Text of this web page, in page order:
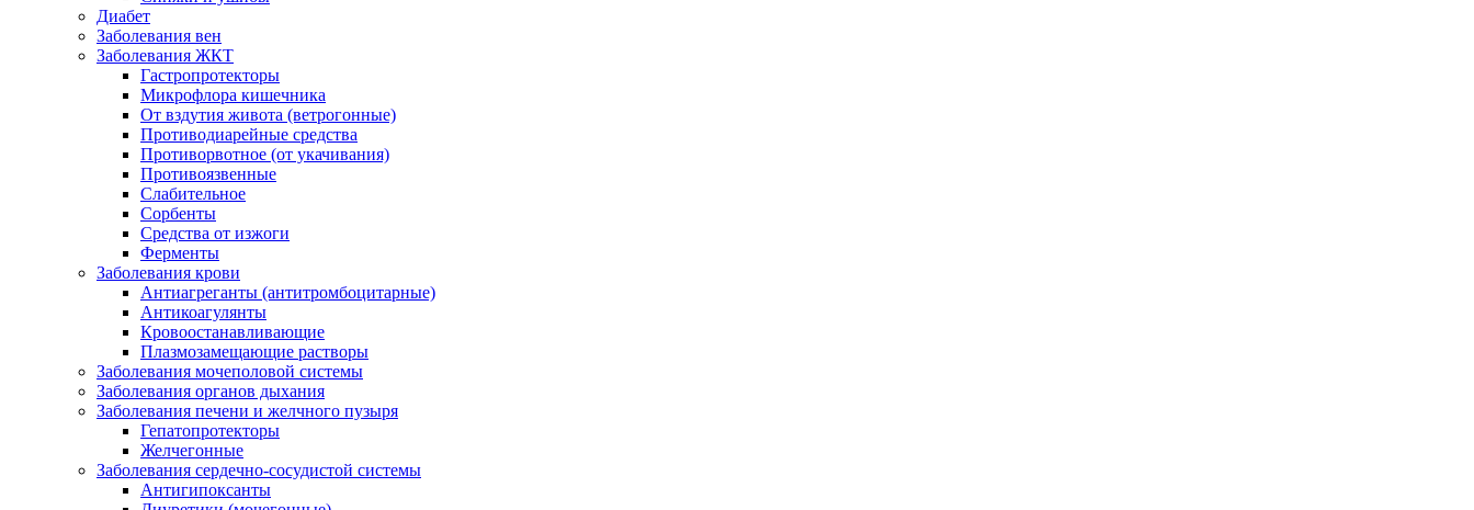
Диабет
Заболевания вен
Заболевания ЖКТ
Гастропротекторы
Микрофлора кишечника
От вздутия живота (ветрогонные)
Противодиарейные средства
Противорвотное (от укачивания)
Противоязвенные
Слабительное
Сорбенты
Средства от изжоги
Ферменты
Заболевания крови
Антиагреганты (антитромбоцитарные)
Антикоагулянты
Кровоостанавливающие
Плазмозамещающие растворы
Заболевания мочеполовой системы
Заболевания органов дыхания
Заболевания печени и желчного пузыря
Гепатопротекторы
Желчегонные
Заболевания сердечно-сосудистой системы
Антигипоксанты